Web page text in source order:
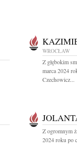
WROCŁAW
Z głębokim
marca 2024
Czechowicz...
Z ogromnym
2024 roku po